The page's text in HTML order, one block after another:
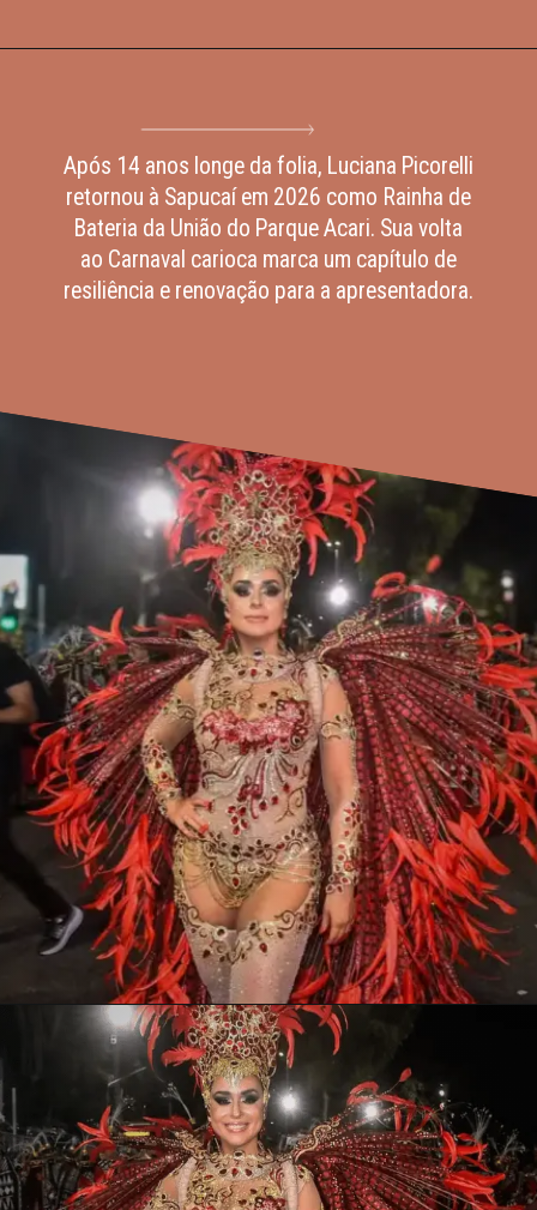
Após 14 anos longe da folia, Luciana Picorelli
retornou à Sapucaí em 2026 como Rainha de
Bateria da União do Parque Acari. Sua volta
ao Carnaval carioca marca um capítulo de
resiliência e renovação para a apresentadora.